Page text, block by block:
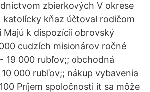
zbierkových V okrese
katolícky kňaz účtoval rodičom
Majú k dispozícii obrovský
cudzích misionárov ročné
19 000 rubľov;; obchodná
000 rubľov;; nákup vybavenia
Príjem spoločnosti it sa môže